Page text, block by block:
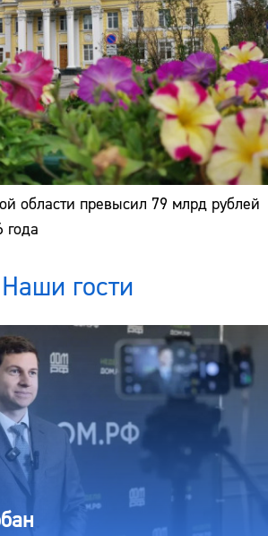
области превысил 79 млрд рублей
года
Наши гости